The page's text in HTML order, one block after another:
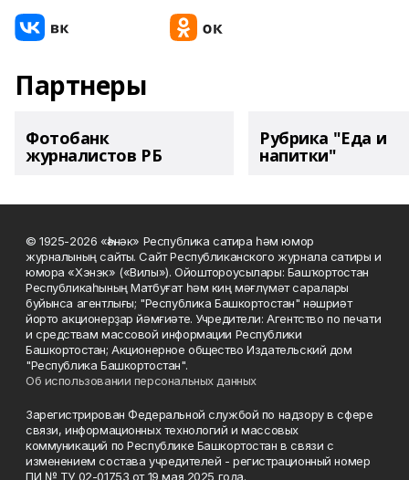
Партнеры
Фотобанк
журналистов РБ
Рубрика "Еда и
напитки"
© 1925-2026 «Һәнәк» Республика сатира һәм юмор
журналының сайты. Сайт Республиканского журнала сатиры и
юмора «Хэнэк» («Вилы»). Ойоштороусылары: Башҡортостан
Республикаһының Матбуғат һәм киң мәғлүмәт саралары
буйынса агентлығы; "Республика Башкортостан" нәшриәт
йорто акционерҙар йәмғиәте. Учредители: Агентство по печати
и средствам массовой информации Республики
Башкортостан; Акционерное общество Издательский дом
"Республика Башкортостан".
Об использовании персональных данных
Зарегистрирован Федеральной службой по надзору в сфере
связи, информационных технологий и массовых
коммуникаций по Республике Башкортостан в связи с
изменением состава учредителей - регистрационный номер
ПИ № ТУ 02-01753 от 19 мая 2025 года.